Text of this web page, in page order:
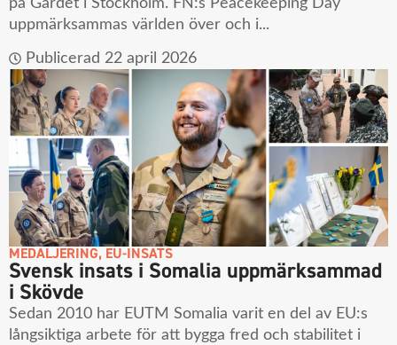
på Gärdet i Stockholm. FN:s Peacekeeping Day
uppmärksammas världen över och i...
Publicerad 22 april 2026
MEDALJERING, EU-INSATS
Svensk insats i Somalia uppmärksammad
i Skövde
Sedan 2010 har EUTM Somalia varit en del av EU:s
långsiktiga arbete för att bygga fred och stabilitet i